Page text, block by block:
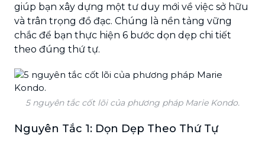
giúp bạn xây dựng một tư duy mới về việc sở hữu
và trân trọng đồ đạc. Chúng là nền tảng vững
chắc để bạn thực hiện 6 bước dọn dẹp chi tiết
theo đúng thứ tự.
5 nguyên tắc cốt lõi của phương pháp Marie Kondo.
Nguyên Tắc 1: Dọn Dẹp Theo Thứ Tự